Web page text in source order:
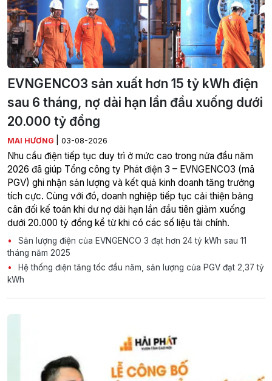
EVNGENCO3 sản xuất hơn 15 tỷ kWh điện
sau 6 tháng, nợ dài hạn lần đầu xuống dưới
20.000 tỷ đồng
MAI HƯƠNG 03-08-2026
Nhu cầu điện tiếp tục duy trì ở mức cao trong nửa đầu năm
2026 đã giúp Tổng công ty Phát điện 3 – EVNGENCO3 (mã
PGV) ghi nhận sản lượng và kết quả kinh doanh tăng trưởng
tích cực. Cùng với đó, doanh nghiệp tiếp tục cải thiện bảng
cân đối kế toán khi dư nợ dài hạn lần đầu tiên giảm xuống
dưới 20.000 tỷ đồng kể từ khi có các số liệu tài chính.
Sản lượng điện của EVNGENCO 3 đạt hơn 24 tỷ kWh sau 11
tháng năm 2025
Hệ thống điện tăng tốc đầu năm, sản lượng của PGV đạt 2,37 tỷ
kWh